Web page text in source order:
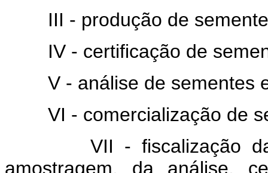
III - produção de
IV - certificação de
V - análise de sementes
VI - comercialização de
VII - fiscalização da
amostragem, da análise,